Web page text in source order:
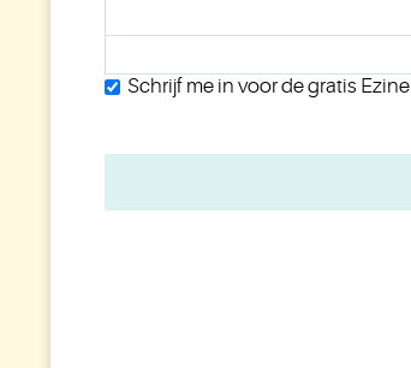
Schrijf me in voor de gratis Ezine